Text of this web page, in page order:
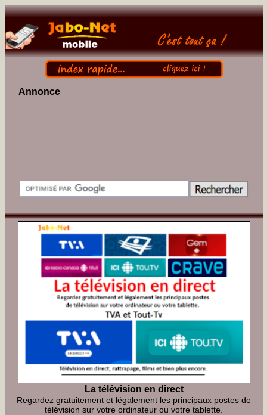
Annonce
La télévision en direct
Regardez gratuitement et légalement les principaux postes de
télévision sur votre ordinateur ou votre tablette.